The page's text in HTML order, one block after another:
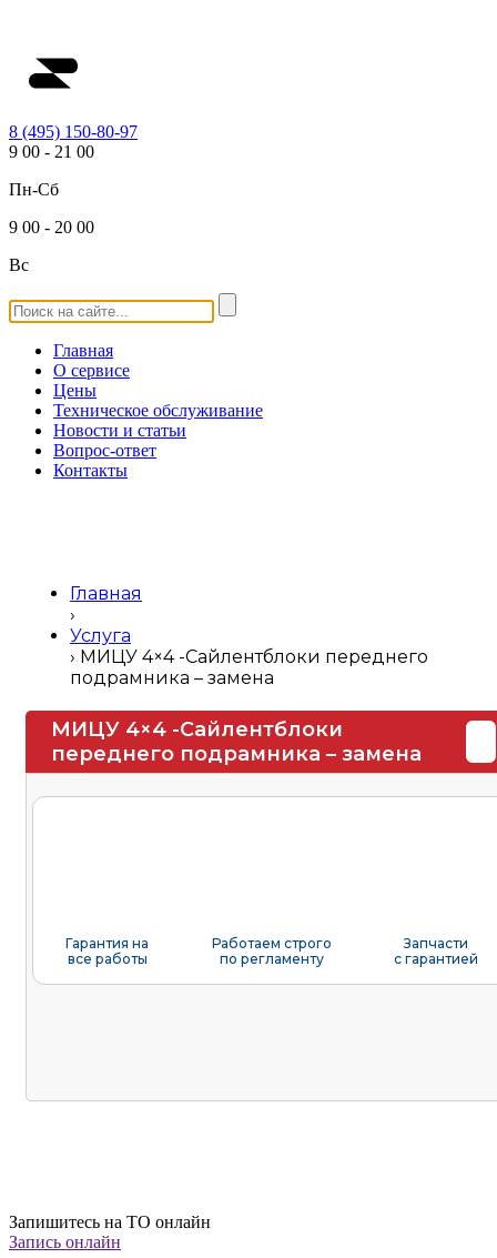
8 (495) 150-80-97
9 00 - 21 00
Пн-Сб
9 00 - 20 00
Вс
Главная
О сервисе
Цены
Техническое обслуживание
Новости и статьи
Вопрос-ответ
Контакты
Главная
›
Услуга
› МИЦУ 4×4 -Сайлентблоки переднего
подрамника – замена
МИЦУ 4×4 -Сайлентблоки
переднего подрамника – замена
Гарантия на
все работы
Работаем строго
по регламенту
Запчасти
с гарантией
Запишитесь на ТО онлайн
Запись онлайн